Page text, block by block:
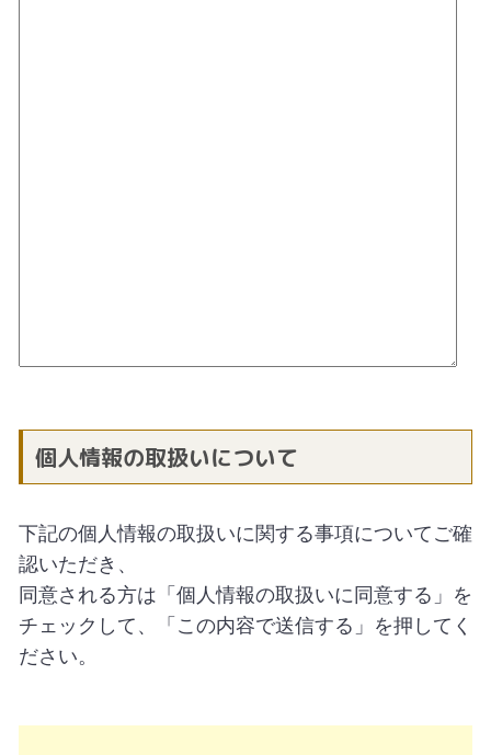
個人情報の取扱いについて
下記の個人情報の取扱いに関する事項についてご確
認いただき、
同意される方は「個人情報の取扱いに同意する」を
チェックして、「この内容で送信する」を押してく
ださい。